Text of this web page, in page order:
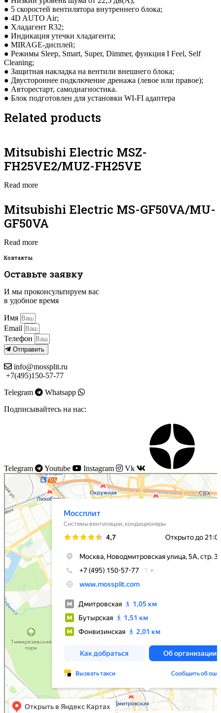
● 5 скоростей вентилятора внутреннего блока;
● 4D AUTO Air;
● Хладагент R32;
● Индикация утечки хладагента;
● MIRAGE-дисплей;
● Режимы Sleep, Smart, Super, Dimmer, функция I Feel, Self
Cleaning;
● Защитная накладка на вентили внешнего блока;
● Двустороннее подключение дренажа (левое или правое);
● Авторестарт, самодиагностика.
● Блок подготовлен для установки WI-FI адаптера
Related products
Mitsubishi Electric MSZ-
FH25VE2/MUZ-FH25VE
Read more
Mitsubishi Electric MS-GF50VA/MU-
GF50VA
Read more
Контакты
Оставьте заявку
И мы проконсультируем вас
в удобное время
Имя
Email
Телефон
Отправить
info@mossplit.ru
+7(495)150-57-77
Telegram
Whatsapp
Подписывайтесь на нас:
Telegram Youtube Instagram Vk
Моссплит
Системы вентиляции в Москве
Установка кондиционеров в Москве